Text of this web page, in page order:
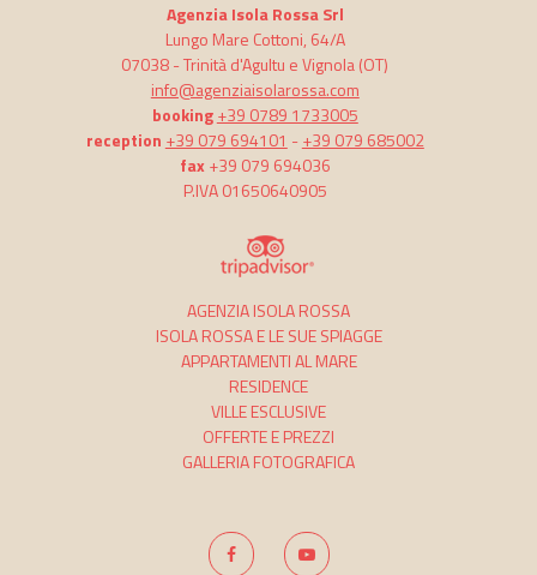
Agenzia Isola Rossa Srl
Lungo Mare Cottoni, 64/A
07038 -Trinità d'Agultu e Vignola(OT)
info@agenziaisolarossa.com
booking +39 0789 1733005
reception +39 079 694101 -+39 079 685002
fax+39 079 694036
P.IVA 01650640905
AGENZIA ISOLA ROSSA
ISOLA ROSSA E LE SUE SPIAGGE
APPARTAMENTI AL MARE
RESIDENCE
VILLE ESCLUSIVE
OFFERTE E PREZZI
GALLERIA FOTOGRAFICA